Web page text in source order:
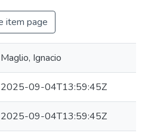
item page
Maglio, Ignacio
2025-09-04T13:59:45Z
2025-09-04T13:59:45Z